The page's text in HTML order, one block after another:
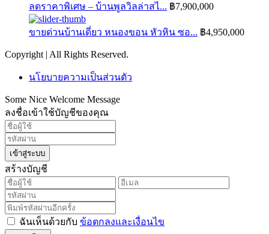
ลดราคาพิเศษ – บ้านพูลวิลล่าสไ... ฿7,900,000
ขายด่วนบ้านเดี่ยว หนองขอน หัวหิน ซอ... ฿4,950,000
Copyright | All Rights Reserved.
นโยบายความเป็นส่วนตัว
Some Nice Welcome Message
ลงชื่อเข้าใช้บัญชีของคุณ
เข้าสู่ระบบ
สร้างบัญชี
ฉันเห็นด้วยกับ ข้อตกลงและเงื่อนไข